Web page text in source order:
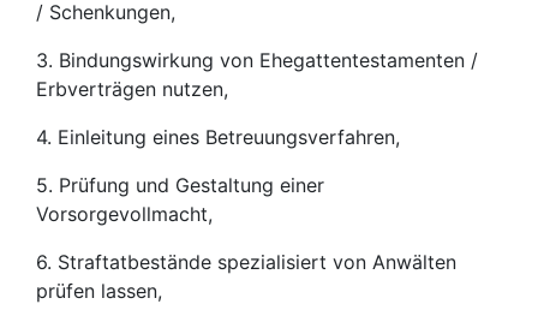
/ Schenkungen,
3. Bindungswirkung von Ehegattentestamenten /
Erbverträgen nutzen,
4. Einleitung eines Betreuungsverfahren,
5. Prüfung und Gestaltung einer
Vorsorgevollmacht,
6. Straftatbestände spezialisiert von Anwälten
prüfen lassen,